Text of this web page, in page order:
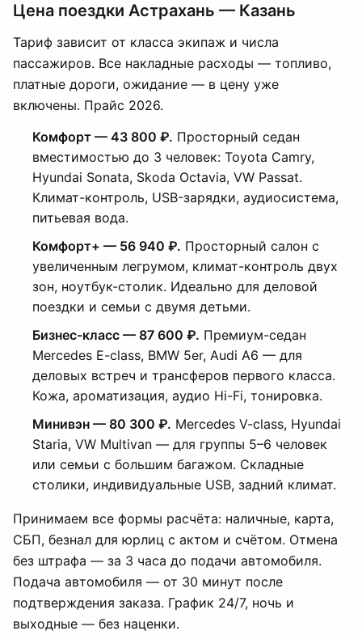
Цена поездки Астрахань — Казань
Тариф зависит от класса экипаж и числа
пассажиров. Все накладные расходы — топливо,
платные дороги, ожидание — в цену уже
включены. Прайс 2026.
Комфорт — 43 800 ₽. Просторный седан
вместимостью до 3 человек: Toyota Camry,
Hyundai Sonata, Skoda Octavia, VW Passat.
Климат-контроль, USB-зарядки, аудиосистема,
питьевая вода.
Комфорт+ — 56 940 ₽. Просторный салон с
увеличенным легрумом, климат-контроль двух
зон, ноутбук-столик. Идеально для деловой
поездки и семьи с двумя детьми.
Бизнес-класс — 87 600 ₽. Премиум-седан
Mercedes E-class, BMW 5er, Audi A6 — для
деловых встреч и трансферов первого класса.
Кожа, ароматизация, аудио Hi-Fi, тонировка.
Минивэн — 80 300 ₽. Mercedes V-class, Hyundai
Staria, VW Multivan — для группы 5–6 человек
или семьи с большим багажом. Складные
столики, индивидуальные USB, задний климат.
Принимаем все формы расчёта: наличные, карта,
СБП, безнал для юрлиц с актом и счётом. Отмена
без штрафа — за 3 часа до подачи автомобиля.
Подача автомобиля — от 30 минут после
подтверждения заказа. График 24/7, ночь и
выходные — без наценки.